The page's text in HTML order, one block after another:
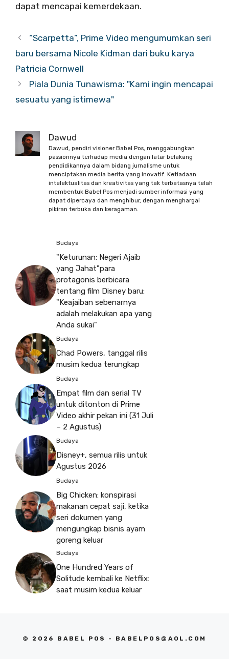
dapat mencapai kemerdekaan.
“Scarpetta”, Prime Video mengumumkan seri
baru bersama Nicole Kidman dari buku karya
Patricia Cornwell
Piala Dunia Tunawisma: "Kami ingin mencapai
sesuatu yang istimewa"
Dawud
Dawud, pendiri visioner Babel Pos, menggabungkan
passionnya terhadap media dengan latar belakang
pendidikannya dalam bidang jurnalisme untuk
menciptakan media berita yang inovatif. Ketiadaan
intelektualitas dan kreativitas yang tak terbatasnya telah
membentuk Babel Pos menjadi sumber informasi yang
dapat dipercaya dan menghibur, dengan menghargai
pikiran terbuka dan keragaman.
Budaya
"Keturunan: Negeri Ajaib
yang Jahat"para
protagonis berbicara
tentang film Disney baru:
"Keajaiban sebenarnya
adalah melakukan apa yang
Anda sukai"
Budaya
Chad Powers, tanggal rilis
musim kedua terungkap
Budaya
Empat film dan serial TV
untuk ditonton di Prime
Video akhir pekan ini (31 Juli
– 2 Agustus)
Budaya
Disney+, semua rilis untuk
Agustus 2026
Budaya
Big Chicken: konspirasi
makanan cepat saji, ketika
seri dokumen yang
mengungkap bisnis ayam
goreng keluar
Budaya
One Hundred Years of
Solitude kembali ke Netflix:
saat musim kedua keluar
© 2026 BABEL POS - BABELPOS@AOL.COM